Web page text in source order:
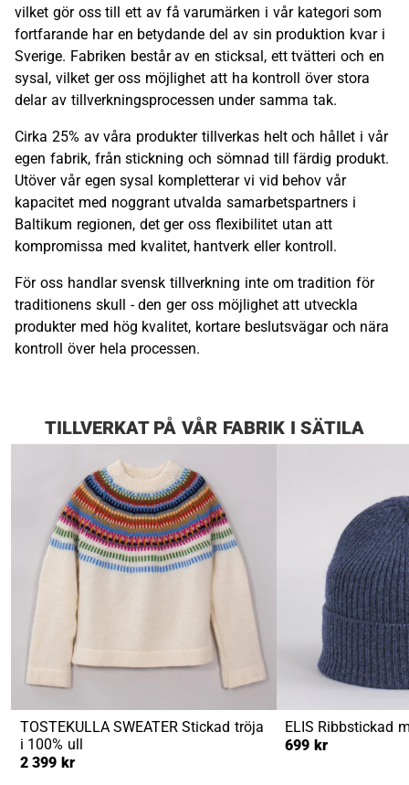
vilket gör oss till ett av få varumärken i vår kategori som
fortfarande har en betydande del av sin produktion kvar i
Sverige. Fabriken består av en sticksal, ett tvätteri och en
sysal, vilket ger oss möjlighet att ha kontroll över stora
delar av tillverkningsprocessen under samma tak.
Cirka 25% av våra produkter tillverkas helt och hållet i vår
egen fabrik, från stickning och sömnad till färdig produkt.
Utöver vår egen sysal kompletterar vi vid behov vår
kapacitet med noggrant utvalda samarbetspartners i
Baltikum regionen, det ger oss flexibilitet utan att
kompromissa med kvalitet, hantverk eller kontroll.
För oss handlar svensk tillverkning inte om tradition för
traditionens skull - den ger oss möjlighet att utveckla
produkter med hög kvalitet, kortare beslutsvägar och nära
kontroll över hela processen.
TILLVERKAT PÅ VÅR FABRIK I SÄTILA
TOSTEKULLA SWEATER Stickad tröja
i 100% ull
2 399 kr
ELIS Ribbstickad
699 kr